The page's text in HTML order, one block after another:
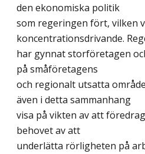
den ekonomiska politik
som regeringen fört, vilken
koncentrationsdrivande.
har gynnat storföretagen
på småföretagens
och regionalt utsatta
även i detta sammanhang
visa på vikten av att
behovet av att
underlätta rörligheten på